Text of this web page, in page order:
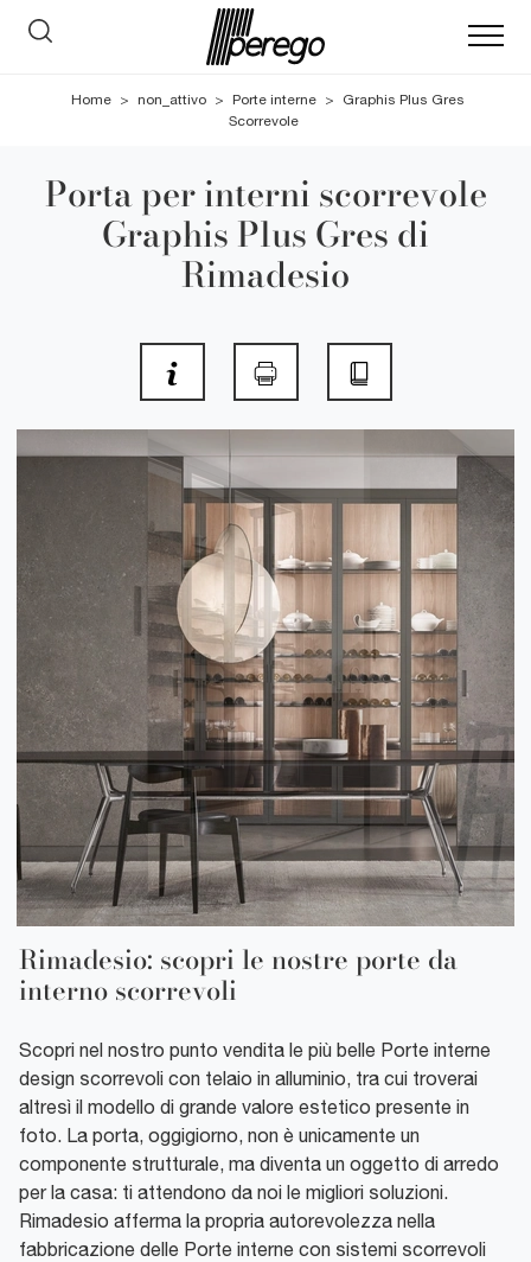
Home > non_attivo > Porte interne >
Graphis Plus Gres
Scorrevole
Porta per interni scorrevole
Graphis Plus Gres di
Rimadesio
Rimadesio: scopri le nostre porte da
interno scorrevoli
Scopri nel nostro punto vendita le più belle Porte interne
design scorrevoli con telaio in alluminio, tra cui troverai
altresì il modello di grande valore estetico presente in
foto. La porta, oggigiorno, non è unicamente un
componente strutturale, ma diventa un oggetto di arredo
per la casa: ti attendono da noi le migliori soluzioni.
Rimadesio afferma la propria autorevolezza nella
fabbricazione delle Porte interne con sistemi scorrevoli